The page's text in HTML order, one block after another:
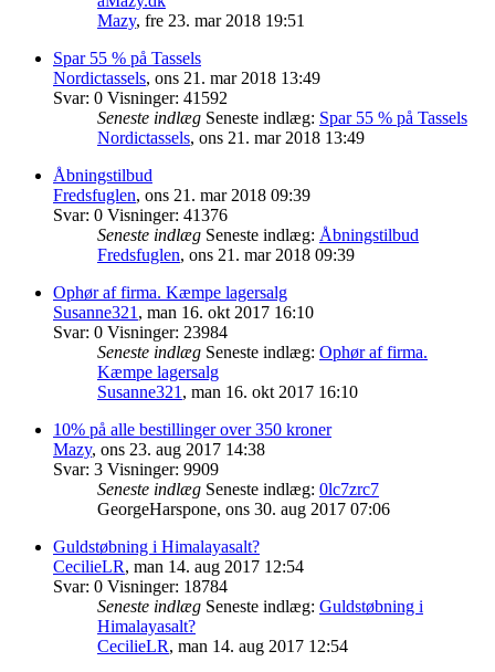
Mazy, fre 23. mar 2018 19:51
Spar 55 % på Tassels
Nordictassels, ons 21. mar 2018 13:49
Svar: 0 Visninger: 41592
Seneste indlæg Seneste indlæg: Spar 55 % på Tassels
Nordictassels, ons 21. mar 2018 13:49
Åbningstilbud
Fredsfuglen, ons 21. mar 2018 09:39
Svar: 0 Visninger: 41376
Seneste indlæg Seneste indlæg: Åbningstilbud
Fredsfuglen, ons 21. mar 2018 09:39
Ophør af firma. Kæmpe lagersalg
Susanne321 , man 16. okt 2017 16:10
Svar: 0 Visninger: 23984
Seneste indlæg Seneste indlæg: Ophør af firma.
Kæmpe lagersalg
Susanne321 , man 16. okt 2017 16:10
10% på alle bestillinger over 350 kroner
Mazy, ons 23. aug 2017 14:38
Svar: 3 Visninger: 9909
Seneste indlæg Seneste indlæg: 0lc7zrc7
GeorgeHarspone, ons 30. aug 2017 07:06
Guldstøbning i Himalayasalt?
CecilieLR, man 14. aug 2017 12:54
Svar: 0 Visninger: 18784
Seneste indlæg Seneste indlæg: Guldstøbning i
Himalayasalt?
CecilieLR, man 14. aug 2017 12:54